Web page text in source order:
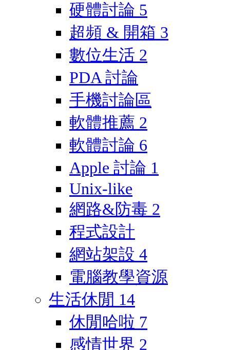
硬體討論 5
超頻 & 開箱 3
數位生活 2
PDA 討論
手機討論區
軟體推薦 2
軟體討論 6
Apple 討論 1
Unix-like
網路&防毒 2
程式設計
網站架設 4
電腦教學資源
生活休閒 14
休閒哈啦 7
感情世界 2